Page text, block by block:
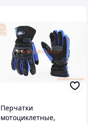
Перчатки
мотоциклетные,